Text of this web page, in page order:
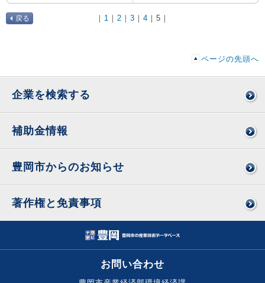
戻る ｜ 1 ｜ 2 ｜ 3 ｜ 4 ｜ 5 ｜
ページの先頭へ
企業を検索する
補助金情報
豊岡市からのお知らせ
著作権と免責事項
お問い合わせ